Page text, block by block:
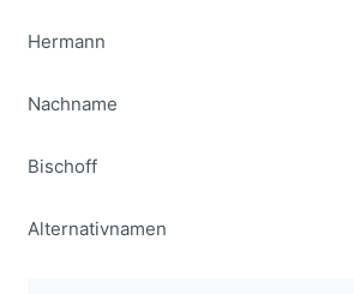
Hermann
Nachname
Bischoff
Alternativnamen